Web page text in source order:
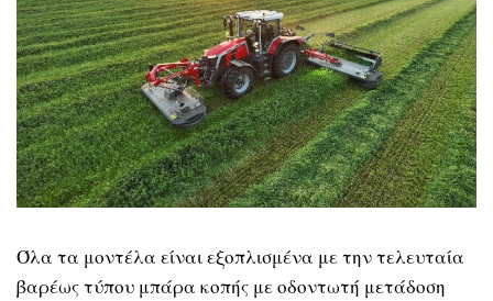
Όλα τα μοντέλα είναι εξοπλισμένα με την τελευταία
βαρέως τύπου μπάρα κοπής με οδοντωτή μετάδοση